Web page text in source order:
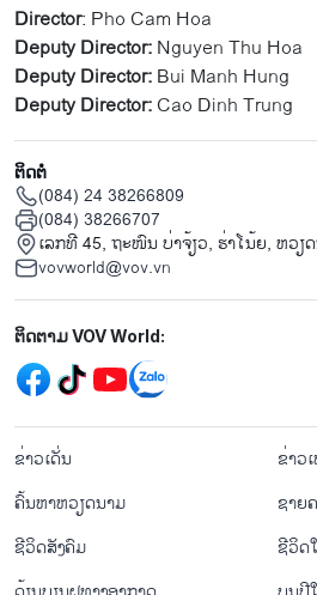
Director: Pho Cam Hoa
Deputy Director:Nguyen Thu Hoa
Deputy Director:Bui Manh Hung
Deputy Director:Cao Dinh Trung
ຕິດຕໍ່
(084) 24 38266809
(084) 38266707
ເລກທີ 45, ຖະໜົນ ບ່າ​ຈ້ຽວ, ຮ່າ​ໂນ້ຍ, ຫວຽ
vovworld@vov.vn
Mạng xã hội
ຕິດຕາມ VOV World:
menu footer tiếng Lào
ຂ່າວເດັ່ນ
ຂ່າວ
ຄົ້ນຫາຫວຽດນາມ
ຊາຍ
ຊີ​ວິດ​ສັງ​ຄົມ
ຊີ​ວິດ​